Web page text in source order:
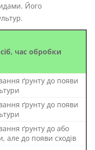
Його
час обробки
ґрунту до появи
ґрунту до появи
ґрунту до або
але до появи сходів